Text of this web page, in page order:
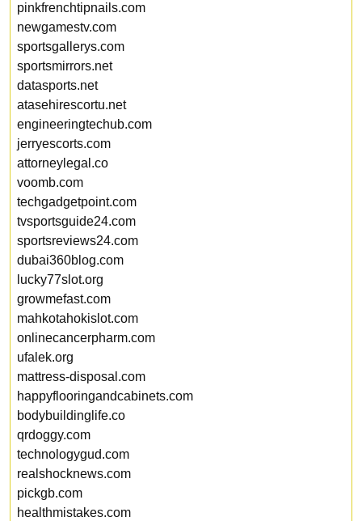
pinkfrenchtipnails.com
newgamestv.com
sportsgallerys.com
sportsmirrors.net
datasports.net
atasehirescortu.net
engineeringtechub.com
jerryescorts.com
attorneylegal.co
voomb.com
techgadgetpoint.com
tvsportsguide24.com
sportsreviews24.com
dubai360blog.com
lucky77slot.org
growmefast.com
mahkotahokislot.com
onlinecancerpharm.com
ufalek.org
mattress-disposal.com
happyflooringandcabinets.com
bodybuildinglife.co
qrdoggy.com
technologygud.com
realshocknews.com
pickgb.com
healthmistakes.com